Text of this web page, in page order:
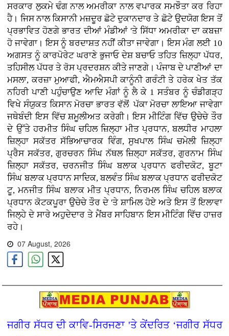
ਸਰਕਾਰ ਲੁਕਮੇ ਢੰਗ ਨਾਲ ਅਮਰੀਕਾ ਨਾਲ ਵਪਾਰਕ ਸਮਝੌਤਾ ਕਰ ਰਿਹਾ
ਹੈ। ਜਿਸ ਨਾਲ ਕਿਸਾਨੀ ਮਜ਼ਦੂਰ ਛੋਟੇ ਦੁਕਾਨਦਾਰ ਤੇ ਛੋਟੇ ਉਦਯੋਗ ਇਸ ਤੋਂ
ਪ੍ਰਭਾਵਿਤ ਹੋਣਗੇ ਭਾਰਤ ਦੀਆਂ ਮੰਡੀਆਂ 'ਤੇ ਸਿੱਧਾ ਅਮਰੀਕਾ ਦਾ ਕਬਜ਼ਾ
ਹੋ ਜਾਵੇਗਾ। ਇਸ ਨੂੰ ਬਰਦਾਸ਼ਤ ਨਹੀਂ ਕੀਤਾ ਜਾਵੇਗਾ। ਇਸ ਮੰਗ ਲਈ 10
ਅਗਸਤ ਨੂੰ ਕਾਰਪੋਰੇਟ ਘਰਾਣੇ ਭੁਜਾਓ ਦੇਸ਼ ਬਚਾਓ ਤਹਿਤ ਜ਼ਿਲ੍ਹਾ ਪੱਧਰ,
ਤਹਿਸੀਲ ਪੱਧਰ ਤੇ ਰੋਸ ਪ੍ਰਦਰਸ਼ਨ ਕੀਤੇ ਜਾਣਗੇ। ਪੰਜਾਬ ਦੇ ਪਾਣੀਆਂ ਦਾ
ਮਸਲਾ, ਕਰਜ਼ਾ ਮੁਆਫੀ, ਐਮਐਸਪੀ ਕਾਨੂੰਨੀ ਗਰੰਟੀ ਤੇ ਹਰੇਕ ਖੇਤ ਤੱਕ
ਨਹਿਰੀ ਪਾਣੀ ਪਹੁੰਚਾਉਣ ਆਦਿ ਮੰਗਾਂ ਨੂੰ ਲੈ ਕੇ 1 ਸਤੰਬਰ ਨੂੰ ਚੰਡੀਗੜ੍ਹ
ਵਿਖੇ ਸੰਯੁਕਤ ਕਿਸਾਨ ਮੋਰਚਾ ਭਾਰਤ ਵੱਲੋਂ ਪੱਕਾ ਮੋਰਚਾ ਲਾਇਆ ਜਾਵੇਗਾ
ਜਥੇਬੰਦੀ ਇਸ ਵਿੱਚ ਸ਼ਮੂਲੀਅਤ ਕਰੇਗੀ। ਇਸ ਮੀਟਿੰਗ ਵਿੱਚ ਉਚੇਚੇ ਤੌਰ
ਦੇ ਉੱਤੇ ਹਰਮੀਤ ਸਿੰਘ ਚਹਿਲ ਜ਼ਿਲ੍ਹਾ ਮੀਤ ਪ੍ਰਧਾਨ, ਬਲਧੀਰ ਮਾਹਲਾ
ਜ਼ਿਲ੍ਹਾ ਸਕੱਤਰ ਸੱਭਿਆਚਾਰਕ ਵਿੰਗ, ਸੁਖਪਾਲ ਸਿੰਘ ਚਮੇਲੀ ਜ਼ਿਲ੍ਹਾ
ਪ੍ਰੈਸ ਸਕੱਤਰ, ਗੁਰਚਰਨ ਸਿੰਘ ਨੱਥਲ ਜ਼ਿਲ੍ਹਾ ਸਕੱਤਰ, ਗੁਰਨਾਮ ਸਿੰਘ
ਜ਼ਿਲ੍ਹਾ ਸਕੱਤਰ, ਚਰਨਜੀਤ ਸਿੰਘ ਬਲਾਕ ਪ੍ਰਧਾਨ ਫਰੀਦਕੋਟ, ਬੂਟਾ
ਸਿੰਘ ਬਲਾਕ ਪ੍ਰਧਾਨ ਸਾਦਿਕ, ਬਲਵੰਤ ਸਿੰਘ ਬਲਾਕ ਪ੍ਰਧਾਨ ਫਰੀਦਕੋਟ
ਟੂ, ਮਨਜੀਤ ਸਿੰਘ ਬਲਾਕ ਮੀਤ ਪ੍ਰਧਾਨ, ਨਿਰਮਲ ਸਿੰਘ ਚਹਿਲ ਬਲਾਕ
ਪ੍ਰਧਾਨ ਕੋਟਕਪੂਰਾ ਉਚੇਚੇ ਤੌਰ ਦੇ 'ਤੇ ਸ਼ਾਮਿਲ ਹੋਏ ਅਤੇ ਇਸ ਤੋਂ ਇਲਾਵਾ
ਜਿਲ੍ਹੇ ਦੇ ਸਾਰੇ ਅਹੁਦੇਦਾਰ ਤੇ ਮੈਂਬਰ ਸਾਹਿਬਾਨ ਇਸ ਮੀਟਿੰਗ ਵਿੱਚ ਹਾਜ਼ਰ
ਰਹੇ।
07 August, 2026
ਜਗੀਰ ਸੱਧਰ ਦੀ ਕਾਵਿ-ਸਿਰਜਣਾ 'ਤੇ ਕੇਂਦਰਿਤ ‘ਜਗੀਰ ਸੱਧਰ